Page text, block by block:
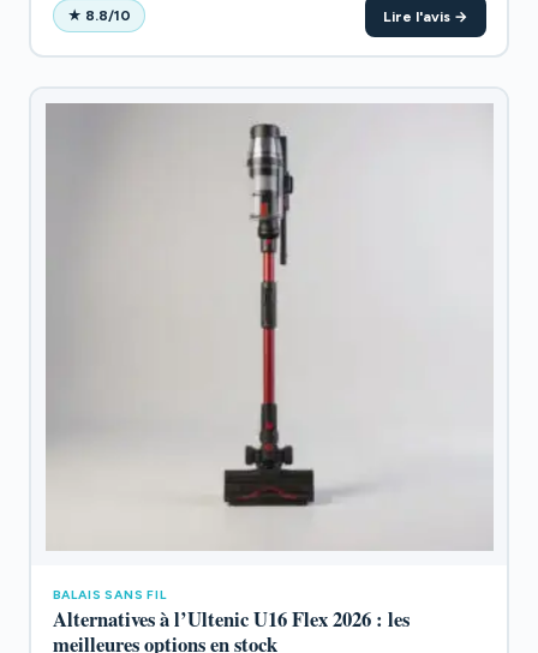
★ 8.8/10 Lire l'avis →
BALAIS SANS FIL
Alternatives à l’Ultenic U16 Flex 2026 : les
meilleures options en stock